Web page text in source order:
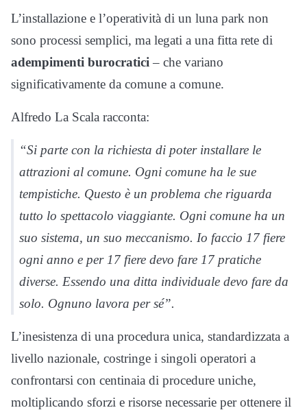
L’installazione e l’operatività di un luna park non
sono processi semplici, ma legati a una fitta rete di
adempimenti burocratici – che variano
significativamente da comune a comune.
Alfredo La Scala racconta:
“Si parte con la richiesta di poter installare le
attrazioni al comune. Ogni comune ha le sue
tempistiche. Questo è un problema che riguarda
tutto lo spettacolo viaggiante. Ogni comune ha un
suo sistema, un suo meccanismo. Io faccio 17 fiere
ogni anno e per 17 fiere devo fare 17 pratiche
diverse. Essendo una ditta individuale devo fare da
solo. Ognuno lavora per sé”.
L’inesistenza di una procedura unica, standardizzata a
livello nazionale, costringe i singoli operatori a
confrontarsi con centinaia di procedure uniche,
moltiplicando sforzi e risorse necessarie per ottenere il